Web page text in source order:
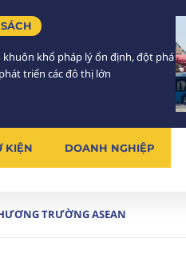
khuôn khổ pháp lý ổn định, đột phá
triển các đô thị lớn
KIỆN DOANH NGHIỆP
TRƯỜNG ASEAN